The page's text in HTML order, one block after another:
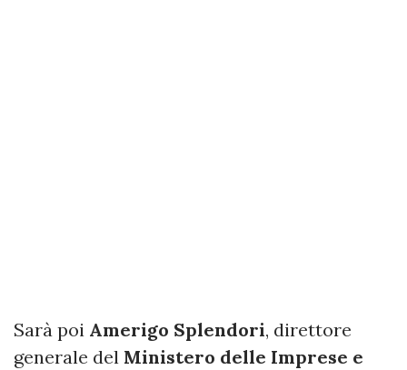
Sarà poi Amerigo Splendori, direttore
generale del Ministero delle Imprese e